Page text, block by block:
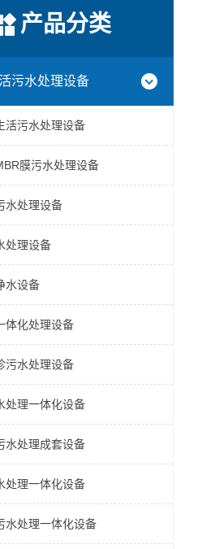
产品分类
污水处理设备
活污水处理设备
膜污水处理设备
水处理设备
处理设备
水设备
体化处理设备
污水处理设备
处理一体化设备
水处理成套设备
处理一体化设备
水处理一体化设备